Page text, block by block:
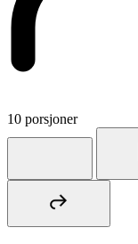
10 porsjoner